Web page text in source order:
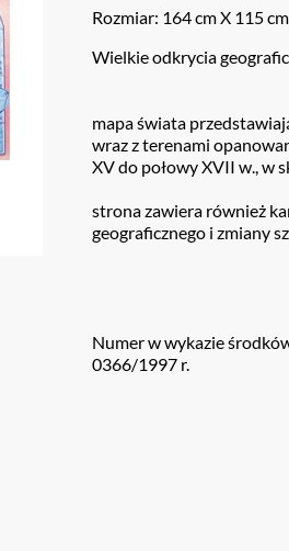
Rozmiar: 164 cm X 115 cm
Wielkie odkrycia
mapa świata
wraz z terenami
XV do połowy XVII w., w
strona zawiera również
geograficznego i zmiany
Numer w wykazie
0366/1997 r.